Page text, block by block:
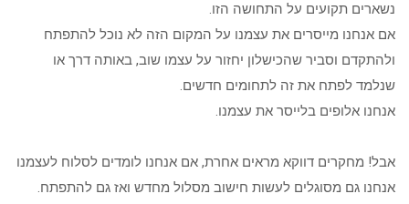
נשארים תקועים על התחושה הזו.
אם אנחנו מייסרים את עצמנו על המקום הזה לא נוכל להתפתח
ולהתקדם וסביר שהכישלון יחזור על עצמו שוב, באותה דרך או
שנלמד לפתח את זה לתחומים חדשים.
אנחנו אלופים בלייסר את עצמנו.
אבל! מחקרים דווקא מראים אחרת, אם אנחנו לומדים לסלוח לעצמנו
אנחנו גם מסוגלים לעשות חישוב מסלול מחדש ואז גם להתפתח.